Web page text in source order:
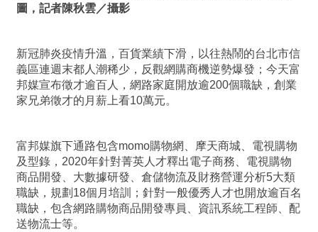
圖，記者陳秋雲／攝影
新冠肺炎疫情升溫，百貨業績下滑，以往熱鬧的台北市信
義區連週末都人潮稀少，反觀網購商機逆勢爆發；今天富
邦媒宣布徵才逾百人，網路家庭開放逾200個職缺，創業
家兄弟徵才的月薪上看10萬元。
富邦媒旗下通路包含momo購物網、摩天商城、電視購物
及型錄，2020年針對菁英人才釋出電子商務、電視購物
商品開發、大數據研發、倉儲物流及財務營運分析5大類
職缺，規劃18個月培訓；針對一般優秀人才也開放逾百名
職缺，包含網路購物商品開發專員、資訊系統工程師、配
送物流士等。